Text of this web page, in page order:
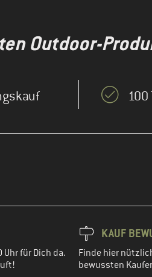
Outdoor-
100
Uhr für Dich da.
KAUF
Finde hier
bewussten